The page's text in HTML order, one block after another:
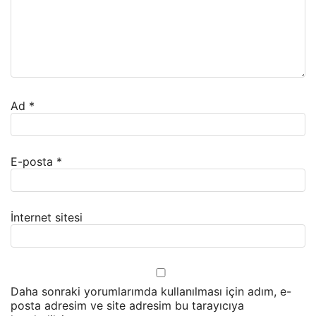
Ad *
E-posta *
İnternet sitesi
Daha sonraki yorumlarımda kullanılması için adım, e-
posta adresim ve site adresim bu tarayıcıya